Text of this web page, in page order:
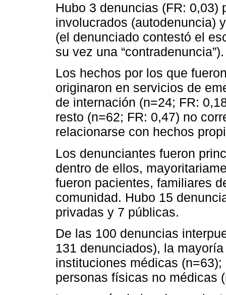
Hubo 3 denuncias (FR:
involucrados (autodenuncia)
(el denunciado contestó el
su vez una “contradenuncia”).
Los hechos por los que
originaron en servicios de
de internación (n=24; FR:
resto (n=62; FR: 0,47) no
relacionarse con hechos
Los denunciantes fueron
dentro de ellos,
fueron pacientes, familiares
comunidad. Hubo 15
privadas y 7 públicas.
De las 100 denuncias
131 denunciados), la
instituciones médicas
personas físicas no médicas